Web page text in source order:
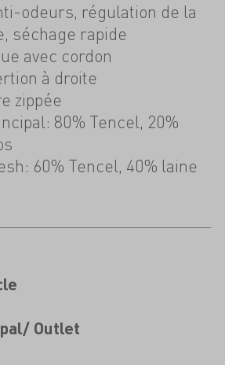
odeurs, régulation de la
séchage rapide
avec cordon
à droite
zippée
80% Tencel, 20%
60% Tencel, 40% laine
Outlet